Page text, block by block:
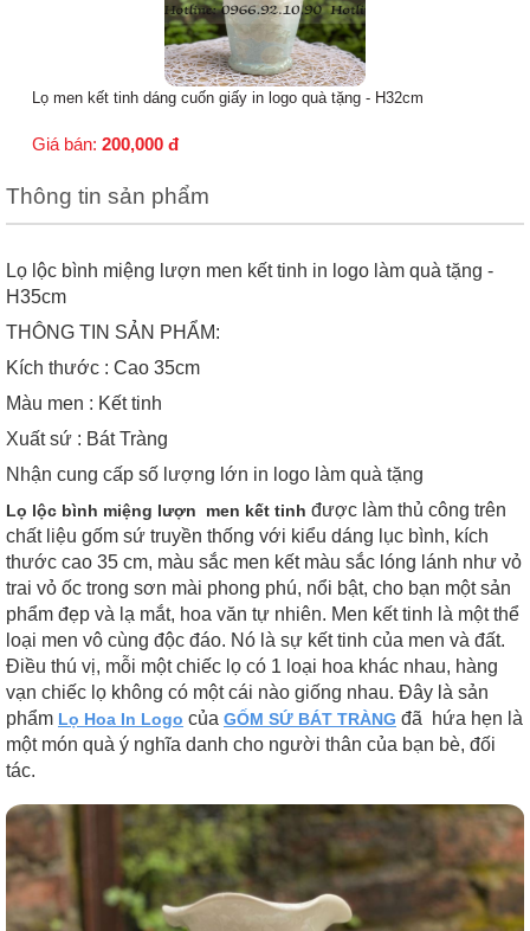
Lọ men kết tinh dáng cuốn giấy in logo quà tặng - H32cm
Giá bán:200,000 đ
Thông tin sản phẩm
Lọ lộc bình miệng lượn men kết tinh in logo làm quà tặng -
H35cm
THÔNG TIN SẢN PHẨM:
Kích thước : Cao 35cm
Màu men : Kết tinh
Xuất sứ : Bát Tràng
Nhận cung cấp số lượng lớn in logo làm quà tặng
Lọ lộc bình miệng lượn men kết tinh được làm thủ công trên
chất liệu gốm sứ truyền thống với kiểu dáng lục bình, kích
thước cao 35 cm, màu sắc men kết màu sắc lóng lánh như vỏ
trai vỏ ốc trong sơn mài phong phú, nổi bật, cho bạn một sản
phẩm đẹp và lạ mắt, hoa văn tự nhiên. Men kết tinh là một thể
loại men vô cùng độc đáo. Nó là sự kết tinh của men và đất.
Điều thú vị, mỗi một chiếc lọ có 1 loại hoa khác nhau, hàng
vạn chiếc lọ không có một cái nào giống nhau. Đây là sản
phẩm Lọ Hoa In Logo của GỐM SỨ BÁT TRÀNG đã hứa hẹn là
một món quà ý nghĩa danh cho người thân của bạn bè, đối
tác.